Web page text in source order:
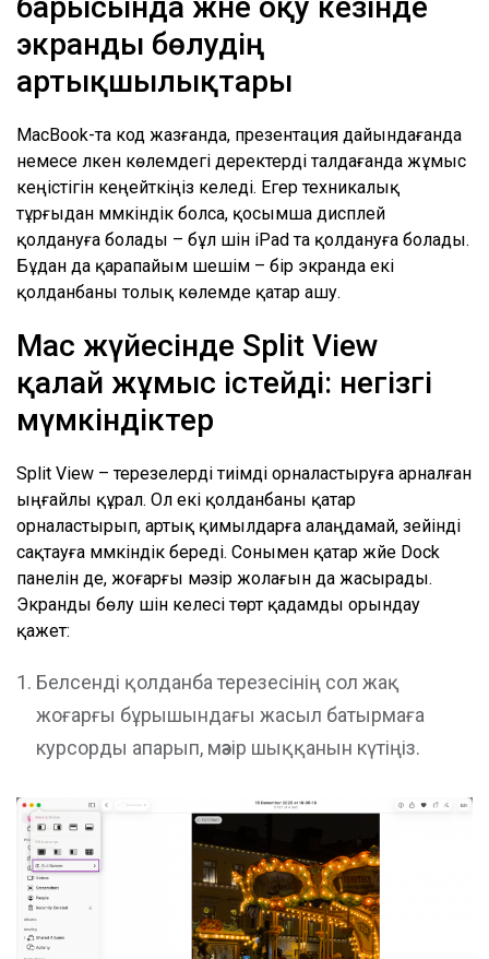
барысында және оқу кезінде
экранды бөлудің
артықшылықтары
MacBook-та код жазғанда, презентация дайындағанда
немесе үлкен көлемдегі деректерді талдағанда жұмыс
кеңістігін кеңейткіңіз келеді. Егер техникалық
тұрғыдан мүмкіндік болса, қосымша дисплей
қолдануға болады – бұл үшін iPad та қолдануға болады.
Бұдан да қарапайым шешім – бір экранда екі
қолданбаны толық көлемде қатар ашу.
Mac жүйесінде Split View
қалай жұмыс істейді: негізгі
мүмкіндіктер
Split View – терезелерді тиімді орналастыруға арналған
ыңғайлы құрал. Ол екі қолданбаны қатар
орналастырып, артық қимылдарға алаңдамай, зейінді
сақтауға мүмкіндік береді. Сонымен қатар жүйе Dock
панелін де, жоғарғы мәзір жолағын да жасырады.
Экранды бөлу үшін келесі төрт қадамды орындау
қажет:
Белсенді қолданба терезесінің сол жақ
жоғарғы бұрышындағы жасыл батырмаға
курсорды апарып, мәзір шыққанын күтіңіз.